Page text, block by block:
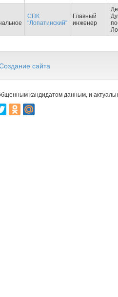
СПК
"Лопатинский"
Главный
инженер
сайта
кандидатом данным, и